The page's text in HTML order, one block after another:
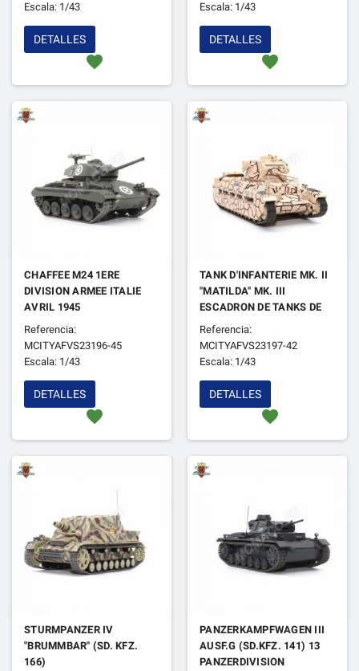
Escala: 1/43
favorite
DETALLES
Escala: 1/43
favorite
DETALLES
CHAFFEE M24 1ERE
DIVISION ARMEE ITALIE
AVRIL 1945
Referencia:
MCITYAFVS23196-45
Escala: 1/43
favorite
DETALLES
TANK D'INFANTERIE MK. II
"MATILDA" MK. III
ESCADRON DE TANKS DE
MALTE REGIMENT ROYAL
MALTE 1942
Referencia:
MCITYAFVS23197-42
Escala: 1/43
favorite
DETALLES
STURMPANZER IV
"BRUMMBAR" (SD. KFZ.
166)
PANZERKAMPFWAGEN III
AUSF.G (SD.KFZ. 141) 13
PANZERDIVISION